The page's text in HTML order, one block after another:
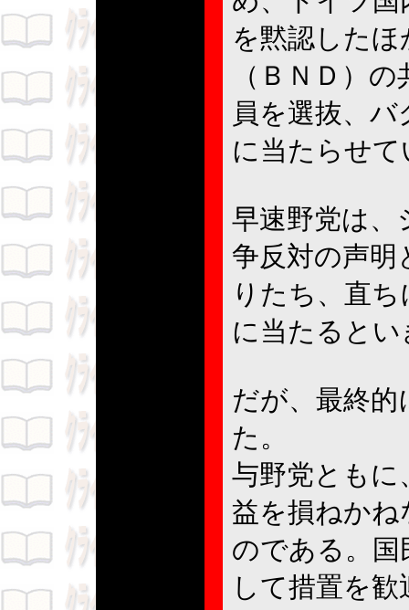
を黙認した
（ＢＮＤ）
員を選抜、
に当たらせ
早速野党は、
争反対の声明
りたち、直
に当たると
だが、最終
た。
与野党ともに
益を損ねかね
のである。
して措置を歓